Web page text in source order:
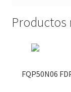
FQP50N06